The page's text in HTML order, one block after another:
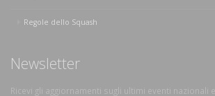
Regole dello Squash
Newsletter
Ricevi gli aggiornamenti sugli ultimi eventi nazionali